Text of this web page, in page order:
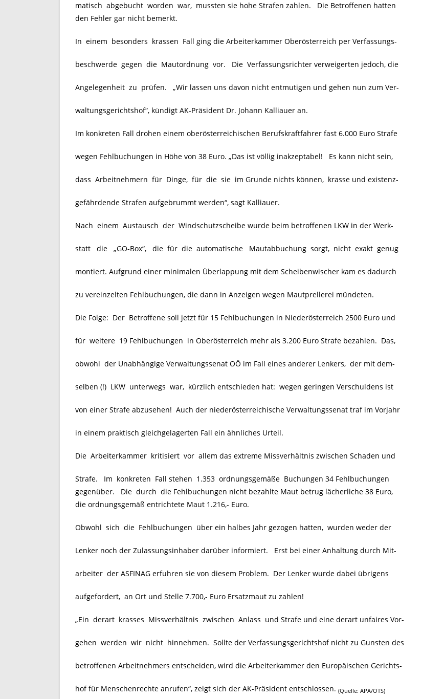
matisch abgebucht worden war, mussten sie hohe Strafen zahlen. Die Betroffenen hatten
den Fehler gar nicht bemerkt.
In einem besonders krassen Fall ging die Arbeiterkammer Oberösterreich per Verfassungs-
beschwerde gegen die Mautordnung vor. Die Verfassungsrichter verweigerten jedoch, die
Angelegenheit zu prüfen. „Wir lassen uns davon nicht entmutigen und gehen nun zum Ver-
waltungsgerichtshof“, kündigt AK-Präsident Dr. Johann Kalliauer an.
Im konkreten Fall drohen einem oberösterreichischen Berufskraftfahrer fast 6.000 Euro Strafe
wegen Fehlbuchungen in Höhe von 38 Euro. „Das ist völlig inakzeptabel! Es kann nicht sein,
dass Arbeitnehmern für Dinge, für die sie im Grunde nichts können, krasse und existenz-
gefährdende Strafen aufgebrummt werden“, sagt Kalliauer.
Nach einem Austausch der Windschutzscheibe wurde beim betroffenen LKW in der Werk-
statt die „GO-Box“, die für die automatische Mautabbuchung sorgt, nicht exakt genug
montiert. Aufgrund einer minimalen Überlappung mit dem Scheibenwischer kam es dadurch
zu vereinzelten Fehlbuchungen, die dann in Anzeigen wegen Mautprellerei mündeten.
Die Folge: Der Betroffene soll jetzt für 15 Fehlbuchungen in Niederösterreich 2500 Euro und
für weitere 19 Fehlbuchungen in Oberösterreich mehr als 3.200 Euro Strafe bezahlen. Das,
obwohl der Unabhängige Verwaltungssenat OÖ im Fall eines anderer Lenkers, der mit dem-
selben (!) LKW unterwegs war, kürzlich entschieden hat: wegen geringen Verschuldens ist
von einer Strafe abzusehen! Auch der niederösterreichische Verwaltungssenat traf im Vorjahr
in einem praktisch gleichgelagerten Fall ein ähnliches Urteil.
Die Arbeiterkammer kritisiert vor allem das extreme Missverhältnis zwischen Schaden und
Strafe. Im konkreten Fall stehen 1.353 ordnungsgemäße Buchungen 34 Fehlbuchungen
gegenüber. Die durch die Fehlbuchungen nicht bezahlte Maut betrug lächerliche 38 Euro,
die ordnungsgemäß entrichtete Maut 1.216,- Euro.
Obwohl sich die Fehlbuchungen über ein halbes Jahr gezogen hatten, wurden weder der
Lenker noch der Zulassungsinhaber darüber informiert. Erst bei einer Anhaltung durch Mit-
arbeiter der ASFINAG erfuhren sie von diesem Problem. Der Lenker wurde dabei übrigens
aufgefordert, an Ort und Stelle 7.700,- Euro Ersatzmaut zu zahlen!
„Ein derart krasses Missverhältnis zwischen Anlass und Strafe und eine derart unfaires Vor-
gehen werden wir nicht hinnehmen. Sollte der Verfassungsgerichtshof nicht zu Gunsten des
betroffenen Arbeitnehmers entscheiden, wird die Arbeiterkammer den Europäischen Gerichts-
hof für Menschenrechte anrufen“, zeigt sich der AK-Präsident entschlossen. (Quelle: APA/OTS)